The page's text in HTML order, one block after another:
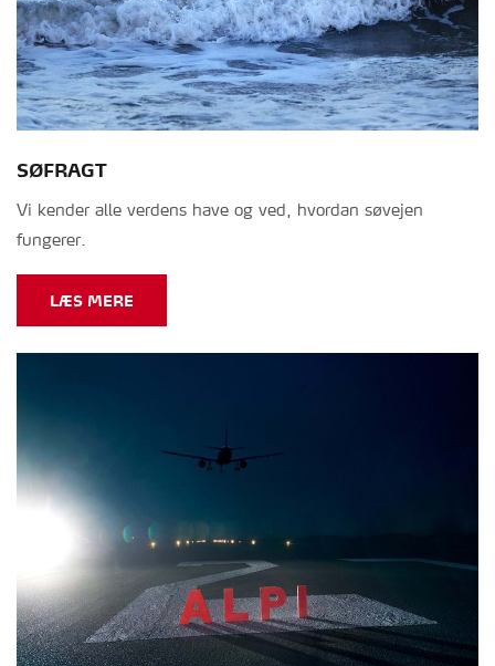
SØFRAGT
Vi kender alle verdens have og ved, hvordan søvejen
fungerer.
LÆS MERE